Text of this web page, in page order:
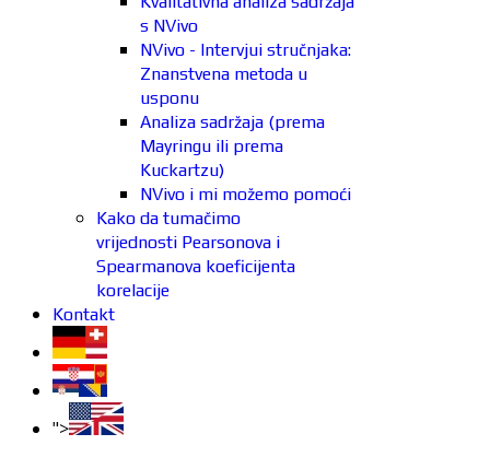
s NVivo
NVivo - Intervjui stručnjaka:
Znanstvena metoda u
usponu
Analiza sadržaja (prema
Mayringu ili prema
Kuckartzu)
NVivo i mi možemo pomoći
Kako da tumačimo
vrijednosti Pearsonova i
Spearmanova koeficijenta
korelacije
Kontakt
">